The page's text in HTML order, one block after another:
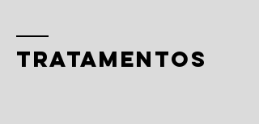
tratamentos